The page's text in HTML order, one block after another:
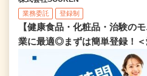
業務委託 登録制
【健康食品・化粧品・治験の
業に最適◎まずは簡単登録！＜